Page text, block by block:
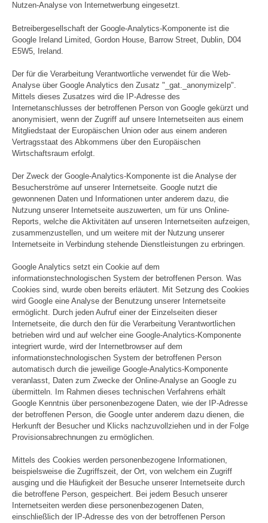
Nutzen-Analyse von Internetwerbung eingesetzt.
Betreibergesellschaft der Google-Analytics-Komponente ist die
Google Ireland Limited, Gordon House, Barrow Street, Dublin, D04
E5W5, Ireland.
Der für die Verarbeitung Verantwortliche verwendet für die Web-
Analyse über Google Analytics den Zusatz "_gat._anonymizeIp".
Mittels dieses Zusatzes wird die IP-Adresse des
Internetanschlusses der betroffenen Person von Google gekürzt und
anonymisiert, wenn der Zugriff auf unsere Internetseiten aus einem
Mitgliedstaat der Europäischen Union oder aus einem anderen
Vertragsstaat des Abkommens über den Europäischen
Wirtschaftsraum erfolgt.
Der Zweck der Google-Analytics-Komponente ist die Analyse der
Besucherströme auf unserer Internetseite. Google nutzt die
gewonnenen Daten und Informationen unter anderem dazu, die
Nutzung unserer Internetseite auszuwerten, um für uns Online-
Reports, welche die Aktivitäten auf unseren Internetseiten aufzeigen,
zusammenzustellen, und um weitere mit der Nutzung unserer
Internetseite in Verbindung stehende Dienstleistungen zu erbringen.
Google Analytics setzt ein Cookie auf dem
informationstechnologischen System der betroffenen Person. Was
Cookies sind, wurde oben bereits erläutert. Mit Setzung des Cookies
wird Google eine Analyse der Benutzung unserer Internetseite
ermöglicht. Durch jeden Aufruf einer der Einzelseiten dieser
Internetseite, die durch den für die Verarbeitung Verantwortlichen
betrieben wird und auf welcher eine Google-Analytics-Komponente
integriert wurde, wird der Internetbrowser auf dem
informationstechnologischen System der betroffenen Person
automatisch durch die jeweilige Google-Analytics-Komponente
veranlasst, Daten zum Zwecke der Online-Analyse an Google zu
übermitteln. Im Rahmen dieses technischen Verfahrens erhält
Google Kenntnis über personenbezogene Daten, wie der IP-Adresse
der betroffenen Person, die Google unter anderem dazu dienen, die
Herkunft der Besucher und Klicks nachzuvollziehen und in der Folge
Provisionsabrechnungen zu ermöglichen.
Mittels des Cookies werden personenbezogene Informationen,
beispielsweise die Zugriffszeit, der Ort, von welchem ein Zugriff
ausging und die Häufigkeit der Besuche unserer Internetseite durch
die betroffene Person, gespeichert. Bei jedem Besuch unserer
Internetseiten werden diese personenbezogenen Daten,
einschließlich der IP-Adresse des von der betroffenen Person